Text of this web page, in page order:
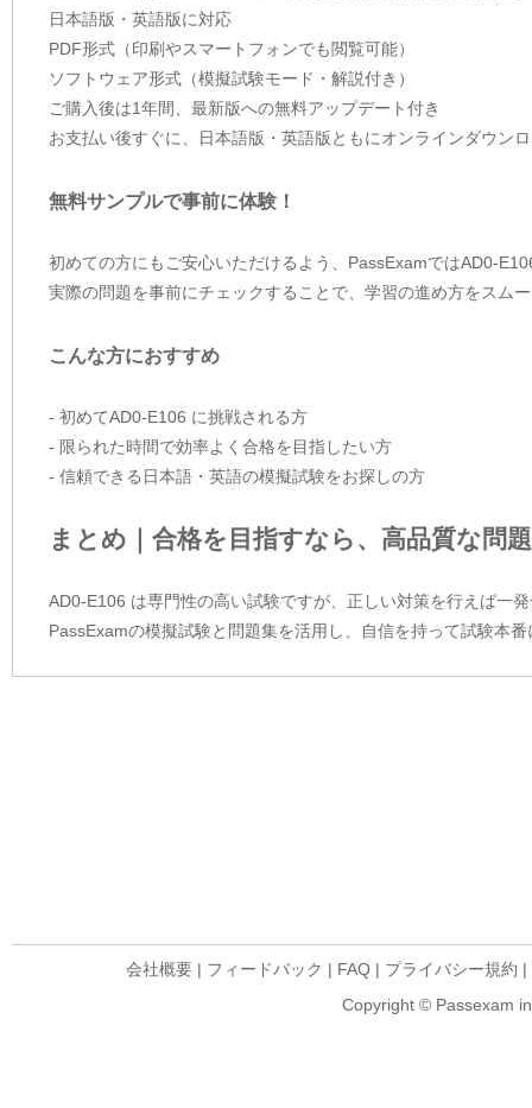
日本語版・英語版に対応
PDF形式（印刷やスマートフォンでも閲覧可能）
ソフトウェア形式（模擬試験モード・解説付き）
ご購入後は1年間、最新版への無料アップデート付き
お支払い後すぐに、日本語版・英語版ともにオンラインダウン
無料サンプルで事前に体験！
初めての方にもご安心いただけるよう、PassExamではAD0-
実際の問題を事前にチェックすることで、学習の進め方をスム
こんな方におすすめ
- 初めてAD0-E106 に挑戦される方
- 限られた時間で効率よく合格を目指したい方
- 信頼できる日本語・英語の模擬試験をお探しの方
まとめ｜合格を目指すなら、高品質な問
AD0-E106 は専門性の高い試験ですが、正しい対策を行えば一
PassExamの模擬試験と問題集を活用し、自信を持って試験本
会社概要 | フィードバック | FAQ | プライバシー規約 |
Copyright © Passexam